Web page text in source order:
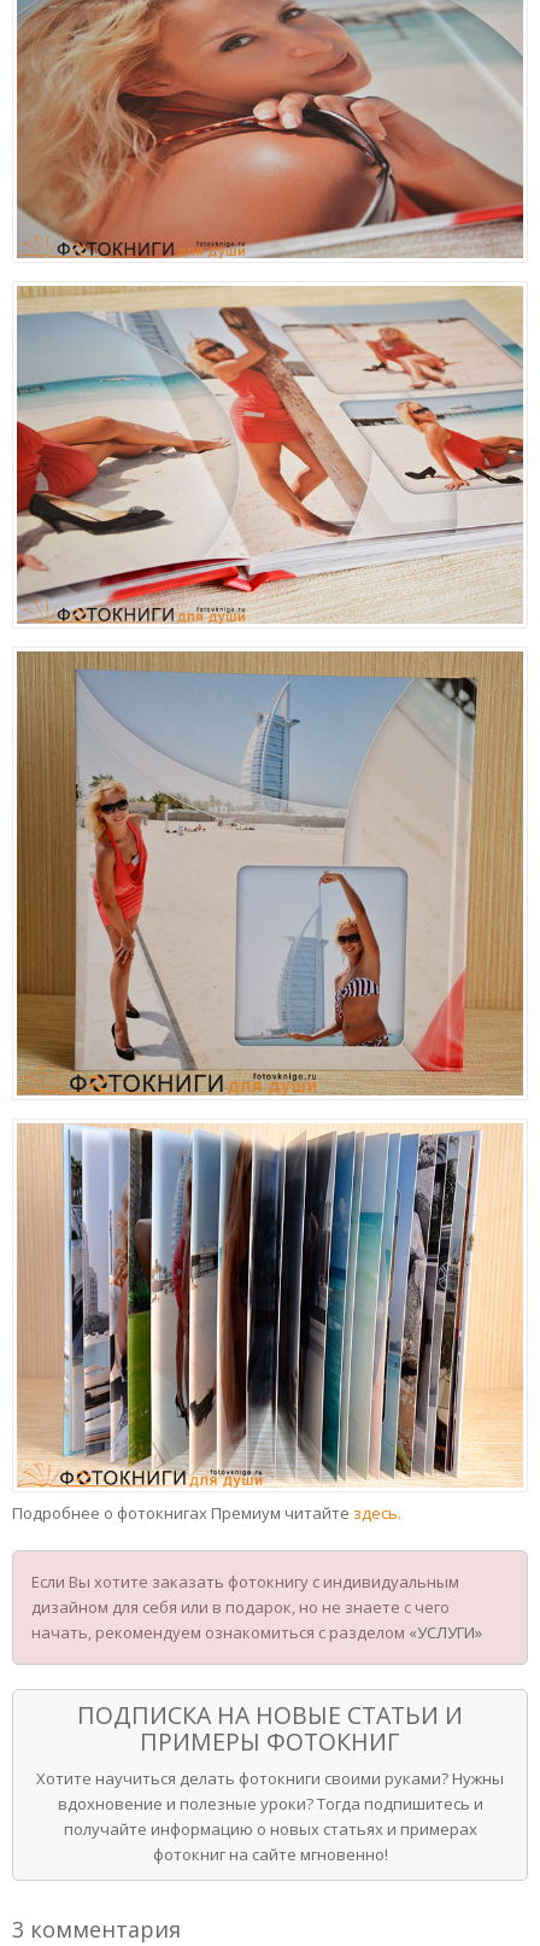
Подробнее о фотокнигах Премиум читайте здесь.
Если Вы хотите заказать фотокнигу с индивидуальным
дизайном для себя или в подарок, но не знаете с чего
начать, рекомендуем ознакомиться с разделом «УСЛУГИ»
ПОДПИСКА НА НОВЫЕ СТАТЬИ И
ПРИМЕРЫ ФОТОКНИГ
Хотите научиться делать фотокниги своими руками? Нужны
вдохновение и полезные уроки? Тогда подпишитесь и
получайте информацию о новых статьях и примерах
фотокниг на сайте мгновенно!
3 комментария